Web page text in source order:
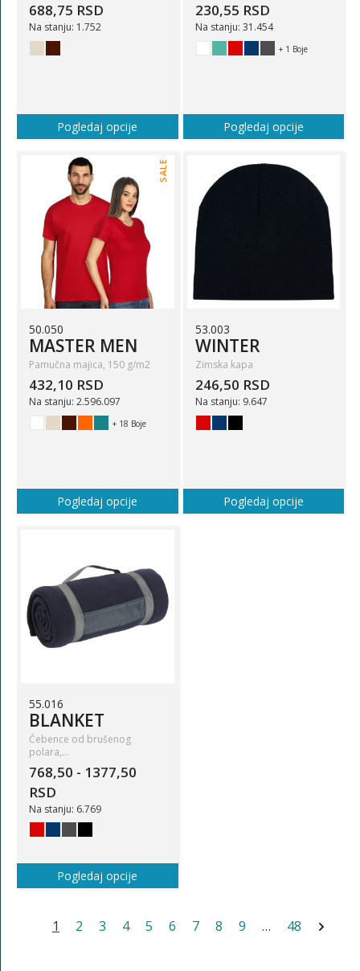
688,75 RSD
Na stanju: 1.752
Pogledaj opcije
230,55 RSD
Na stanju: 31.454
+ 1 Boje
Pogledaj opcije
SALE
50.050
MASTER MEN
Pamučna majica, 150 g/m2
432,10 RSD
Na stanju: 2.596.097
+ 18 Boje
Pogledaj opcije
53.003
WINTER
Zimska kapa
246,50 RSD
Na stanju: 9.647
Pogledaj opcije
55.016
BLANKET
Ćebence od brušenog
polara,…
768,50 - 1377,50
RSD
Na stanju: 6.769
Pogledaj opcije
1 2 3 4 5 6 7 8 9 … 48